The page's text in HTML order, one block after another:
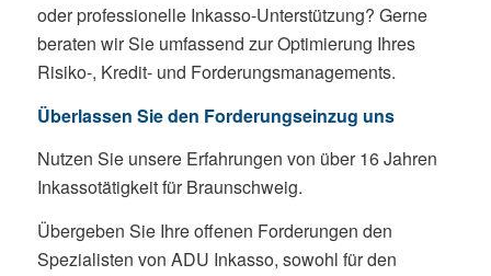
oder professionelle Inkasso-Unterstützung? Gerne
beraten wir Sie umfassend zur Optimierung Ihres
Risiko-, Kredit- und Forderungsmanagements.
Überlassen Sie den Forderungseinzug uns
Nutzen Sie unsere Erfahrungen von über 16 Jahren
Inkassotätigkeit für Braunschweig.
Übergeben Sie Ihre offenen Forderungen den
Spezialisten von ADU Inkasso, sowohl für den